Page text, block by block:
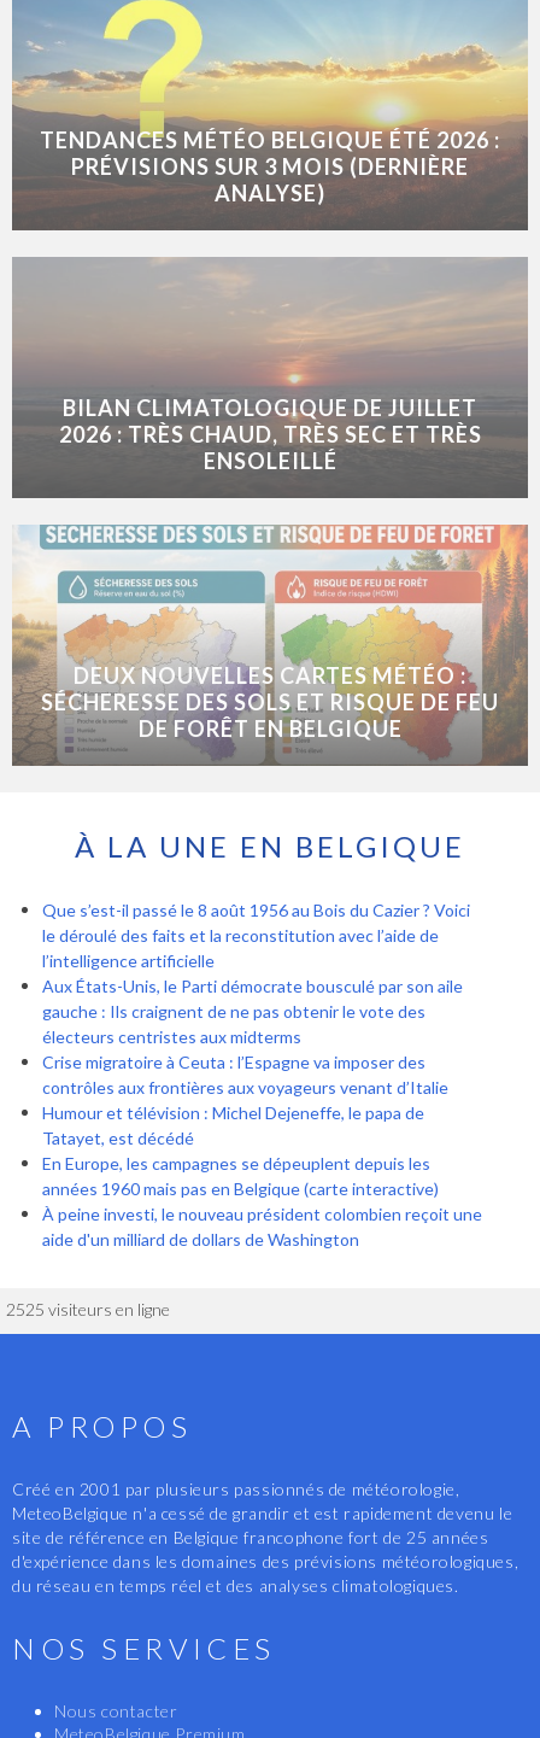
TENDANCES MÉTÉO BELGIQUE ÉTÉ 2026 :
PRÉVISIONS SUR 3 MOIS (DERNIÈRE
ANALYSE)
BILAN CLIMATOLOGIQUE DE JUILLET
2026 : TRÈS CHAUD, TRÈS SEC ET TRÈS
ENSOLEILLÉ
DEUX NOUVELLES CARTES MÉTÉO :
SÉCHERESSE DES SOLS ET RISQUE DE FEU
DE FORÊT EN BELGIQUE
À LA UNE EN BELGIQUE
Que s’est-il passé le 8 août 1956 au Bois du Cazier ? Voici
le déroulé des faits et la reconstitution avec l’aide de
l’intelligence artificielle
Aux États-Unis, le Parti démocrate bousculé par son aile
gauche : Ils craignent de ne pas obtenir le vote des
électeurs centristes aux midterms
Crise migratoire à Ceuta : l’Espagne va imposer des
contrôles aux frontières aux voyageurs venant d’Italie
Humour et télévision : Michel Dejeneffe, le papa de
Tatayet, est décédé
En Europe, les campagnes se dépeuplent depuis les
années 1960 mais pas en Belgique (carte interactive)
À peine investi, le nouveau président colombien reçoit une
aide d'un milliard de dollars de Washington
2525 visiteurs en ligne
A PROPOS
Créé en 2001 par plusieurs passionnés de météorologie,
MeteoBelgique n'a cessé de grandir et est rapidement devenu le
site de référence en Belgique francophone fort de 25 années
d'expérience dans les domaines des prévisions météorologiques,
du réseau en temps réel et des analyses climatologiques.
NOS SERVICES
Nous contacter